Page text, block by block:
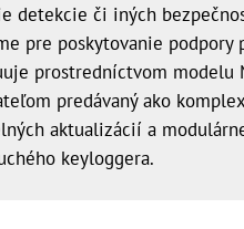
detekcie či iných
pre poskytovanie podpory
prostredníctvom modelu
predávaný ako
aktualizácií a
keyloggera.